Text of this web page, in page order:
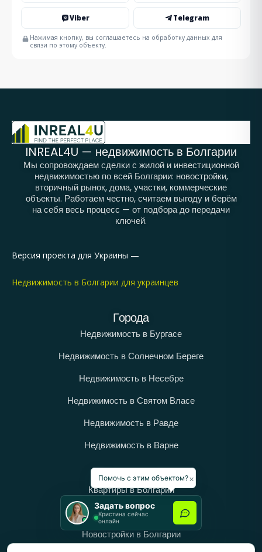
Viber Telegram
Нажимая кнопку, вы соглашаетесь на обработку данных для
связи по этому объекту.
INREAL4U — недвижимость в Болгарии
Мы сопровождаем сделки с жилой и инвестиционной
недвижимостью по всей Болгарии: новостройки,
вторичный рынок, дома, участки, коммерческие
объекты. Работаем честно, считаем выгоду и берём
на себя весь процесс — от подбора до передачи
ключей.
Версия проекта для Украины —
Недвижимость в Болгарии для украинцев
Города
Недвижимость в Бургасе
Недвижимость в Солнечном Береге
Недвижимость в Несебре
Недвижимость в Святом Власе
Недвижимость в Равде
Недвижимость в Варне
Категории
Квартиры в Болгарии
Дома в Болгарии
Новостройки в Болгарии
×
Помочь с этим объектом?
Задать вопрос
Кристина сейчас
онлайн